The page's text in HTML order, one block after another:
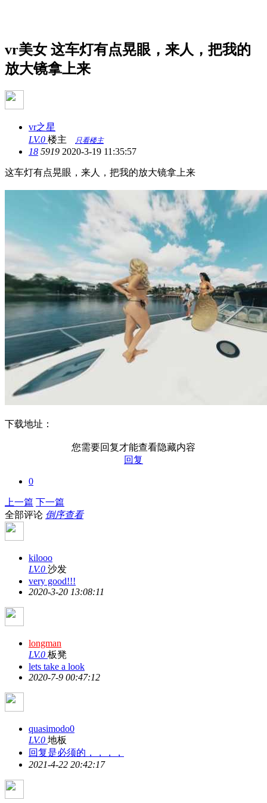
vr美女 这车灯有点晃眼，来人，把我的
放大镜拿上来
vr之星
LV.0 楼主 只看楼主
18 5919 2020-3-19 11:35:57
这车灯有点晃眼，来人，把我的放大镜拿上来
下载地址：
您需要回复才能查看隐藏内容
回复
0
上一篇 下一篇
全部评论 倒序查看
kilooo
LV.0 沙发
very good!!!
2020-3-20 13:08:11
longman
LV.0 板凳
lets take a look
2020-7-9 00:47:12
quasimodo0
LV.0 地板
回复是必须的，，，，
2021-4-22 20:42:17